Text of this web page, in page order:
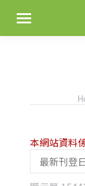
本網站資料